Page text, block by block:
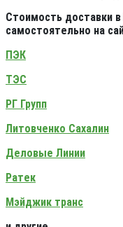
Стоимость доставки
самостоятельно на
ПЭК
ТЭС
РГ Групп
Литовченко Сахалин
Деловые Линии
Ратек
Мэйджик транс